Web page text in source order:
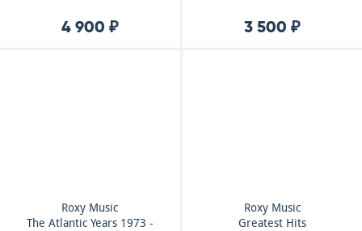
4 900 ₽ 3 500 ₽
Roxy Music
The Atlantic Years 1973 -
Roxy Music
Greatest Hits